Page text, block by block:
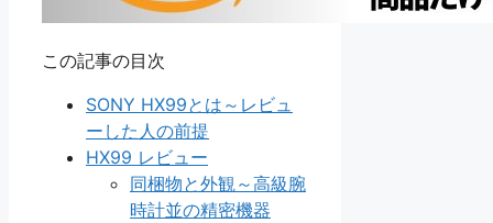
この記事の目次
SONY HX99とは～レビュ
ーした人の前提
HX99 レビュー
同梱物と外観～高級腕
時計並の精密機器